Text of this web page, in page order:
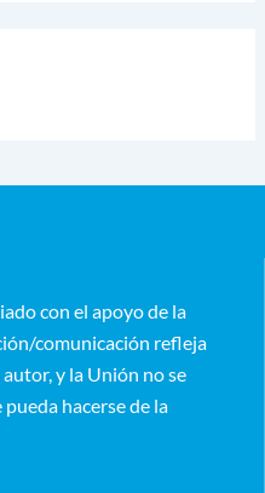
con el apoyo de la
comunicación refleja
y la Unión no se
hacerse de la